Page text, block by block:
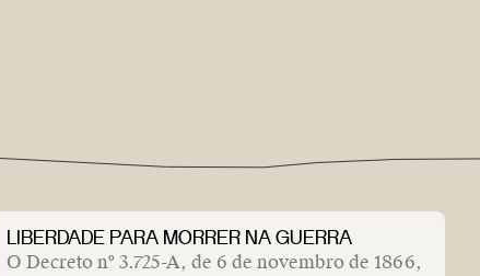
LIBERDADE PARA MORRER NA GUERRA
O Decreto nº 3.725-A, de 6 de novembro de 1866,